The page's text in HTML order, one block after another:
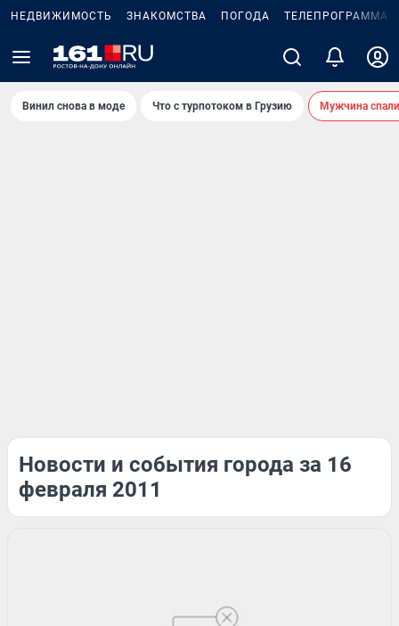
НЕДВИЖИМОСТЬ ЗНАКОМСТВА ПОГОДА ТЕЛЕПРОГРАММА
Винил снова в моде Что с турпотоком в Грузию Мужчина
Новости и события города за 16
февраля 2011